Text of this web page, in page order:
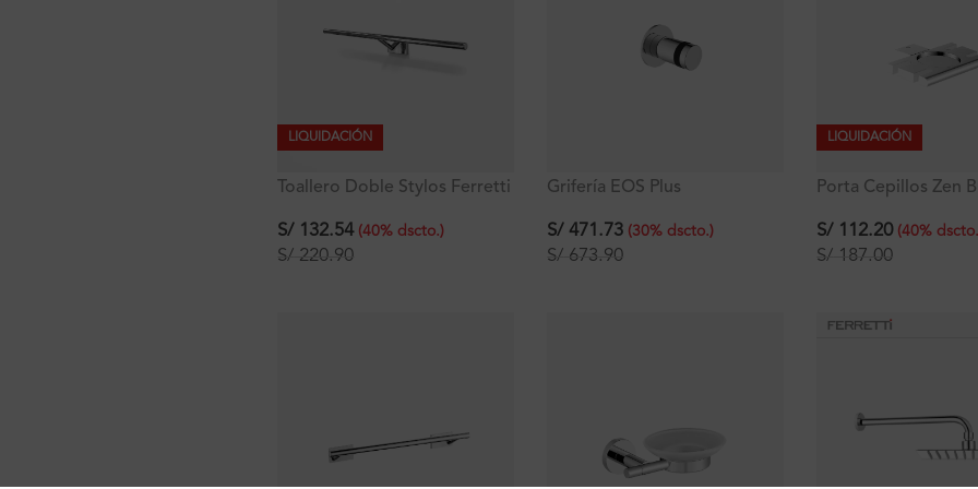
LIQUIDACIÓN
Toallero Doble Stylos Ferretti
S/ 132.54 (40% dscto.)
S/ 220.90
Grifería EOS Plus
S/ 471.73 (30% dscto.)
S/ 673.90
LIQUIDACIÓN
Porta Cepillos Zen
S/ 112.20 (40% dscto.
S/ 187.00